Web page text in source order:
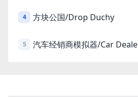
4 方块公国/Drop Duchy
5 汽车经销商模拟器/Car